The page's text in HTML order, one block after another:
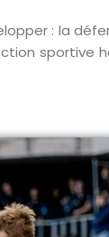
: la
sportive